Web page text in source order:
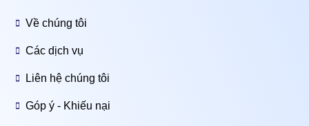
Về chúng tôi
Các dịch vụ
Liên hệ chúng tôi
Góp ý - Khiếu nại